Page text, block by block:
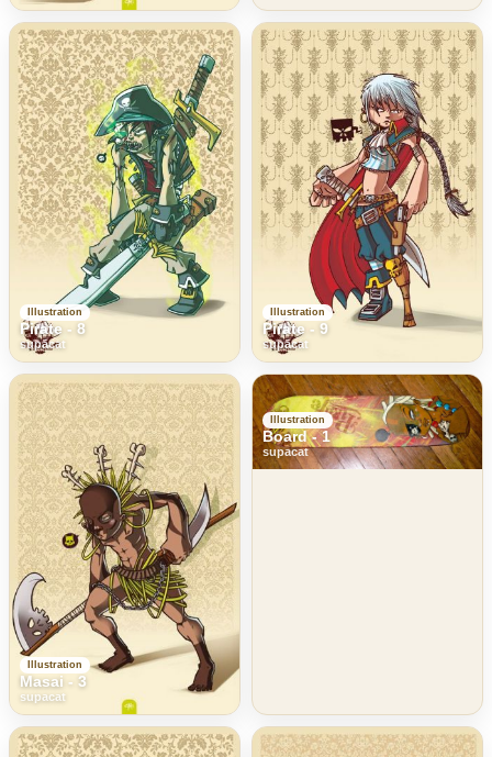
Illustration
Pirate - 8
supacat
Illustration
Pirate - 9
supacat
Illustration
Masai - 3
supacat
Illustration
Board - 1
supacat